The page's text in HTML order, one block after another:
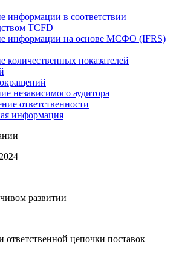
информации в соответствии
TCFD
информации на основе МСФО (IFRS)
количественных показателей
независимого аудитора
ответственности
информация
развитии
ответственной цепочки поставок